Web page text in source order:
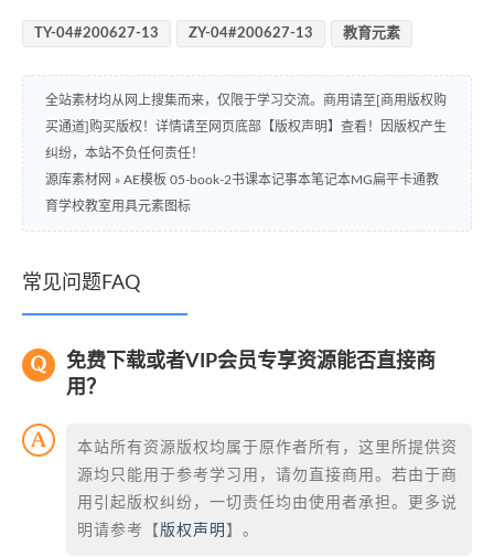
TY-04#200627-13 ZY-04#200627-13 教育元素
全站素材均从网上搜集而来，仅限于学习交流。商用请至[商用版权购
买通道]购买版权！详情请至网页底部【版权声明】查看！因版权产生
纠纷，本站不负任何责任！
源库素材网 » AE模板 05-book-2书课本记事本笔记本MG扁平卡通教
育学校教室用具元素图标
常见问题FAQ
免费下载或者VIP会员专享资源能否直接商
用？
本站所有资源版权均属于原作者所有，这里所提供资
源均只能用于参考学习用，请勿直接商用。若由于商
用引起版权纠纷，一切责任均由使用者承担。更多说
明请参考【 版权声明 】。